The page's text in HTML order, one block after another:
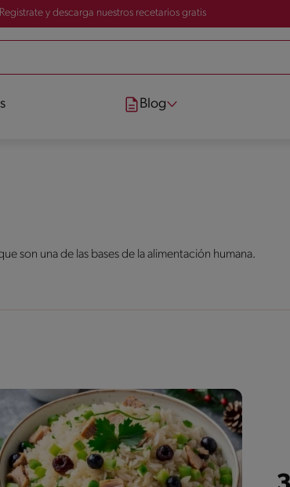
Registrate y descarga nuestros recetarios gratis
Blog
son una de las bases de la alimentación humana.